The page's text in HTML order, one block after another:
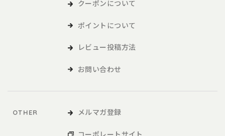
クーポンについて
ポイントについて
レビュー投稿方法
お問い合わせ
OTHER メルマガ登録
コーポレートサイト